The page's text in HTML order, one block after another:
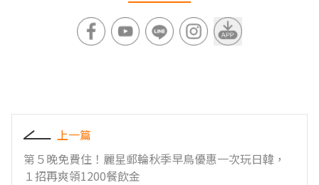
上一篇
第５晚免費住！麗星郵輪秋季早鳥優惠一次玩日韓，
１招再爽領1200餐飲金